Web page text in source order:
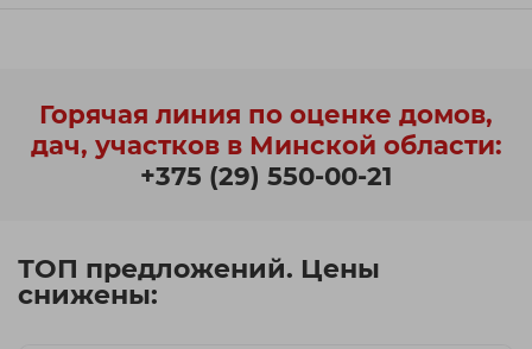
Горячая линия по оценке домов,
дач, участков в Минской области:
+375 (29) 550-00-21
ТОП предложений. Цены
снижены: